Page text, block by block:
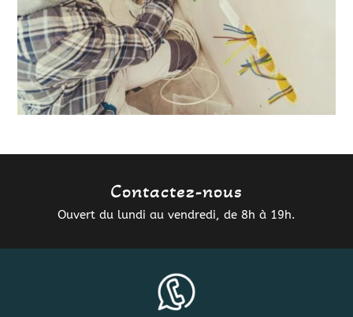
Contactez-nous
Ouvert du lundi au vendredi, de 8h à 19h.